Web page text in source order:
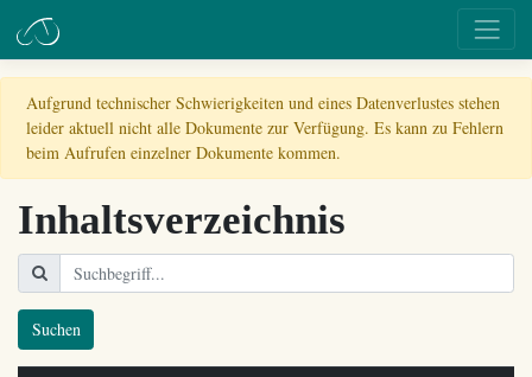
Aufgrund technischer Schwierigkeiten und eines Datenverlustes stehen
leider aktuell nicht alle Dokumente zur Verfügung. Es kann zu Fehlern
beim Aufrufen einzelner Dokumente kommen.
Inhaltsverzeichnis
Suchen